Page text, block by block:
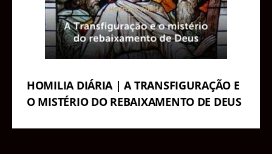
HOMILIA DIÁRIA | A TRANSFIGURAÇÃO E
O MISTÉRIO DO REBAIXAMENTO DE DEUS